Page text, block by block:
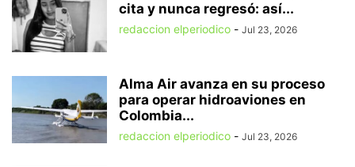
cita y nunca regresó: así...
redaccion elperiodico - Jul 23, 2026
Alma Air avanza en su proceso
para operar hidroaviones en
Colombia...
redaccion elperiodico - Jul 23, 2026